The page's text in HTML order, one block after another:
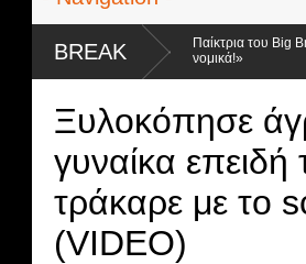
BREAK
οι 3 φιναλίστ
Παίκτρια του Big
νομικά!»
Ξυλοκόπησε
γυναίκα επειδή
τράκαρε με το
(VIDEO)